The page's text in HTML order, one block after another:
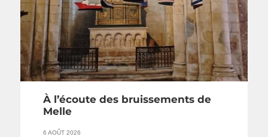
À l’écoute des bruissements de
Melle
6 AOÛT 2026